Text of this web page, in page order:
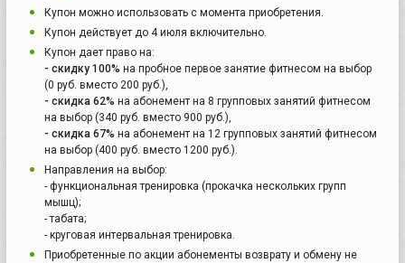
Купон можно использовать с момента приобретения.
Купон действует до 4 июля включительно.
Купон дает право на:
- скидку 100% на пробное первое занятие фитнесом на выбор
(0 руб. вместо 200 руб.),
- скидка 62% на абонемент на 8 групповых занятий фитнесом
на выбор (340 руб. вместо 900 руб.),
- скидка 67% на абонемент на 12 групповых занятий фитнесом
на выбор (400 руб. вместо 1200 руб.).
Направления на выбор:
- функциональная тренировка (прокачка нескольких групп
мышц);
- табата;
- круговая интервальная тренировка.
Приобретенные по акции абонементы возврату и обмену не